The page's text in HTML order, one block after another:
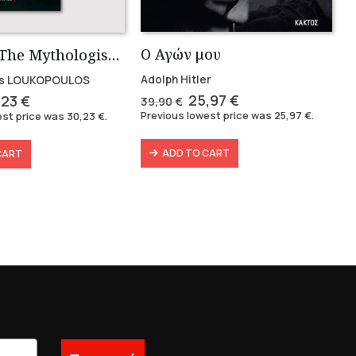
Συλλογή The Mythologist (2 βιβλία)
€.
€
price
30,23 €.
price was 30,23€.
Ο Αγών μου
Adolph Hitler
39,90€ Original
price
39,90 €.
25,97€
price
Previous lowest price was 25,97€.
ADD TO CART